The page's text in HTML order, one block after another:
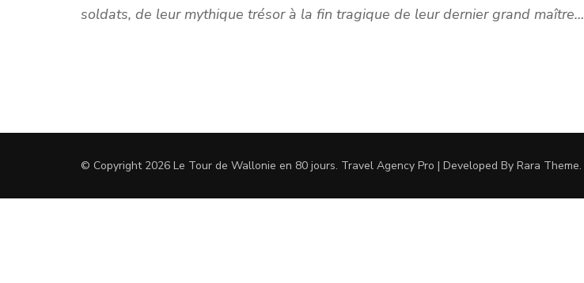
soldats, de leur mythique trésor à la fin tragique de leur dernier grand maître…
© Copyright 2026 Le Tour de Wallonie en 80 jours. Travel Agency Pro | Developed By Rara Theme.